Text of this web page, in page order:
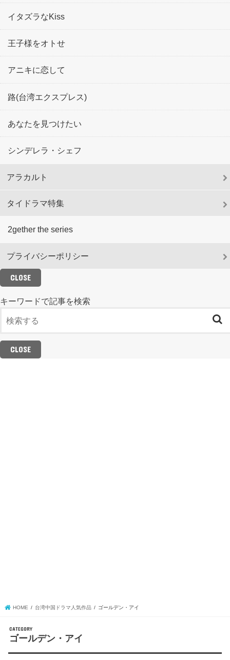
イタズラなKiss
王子様をオトせ
アニキに恋して
路(台湾エクスプレス)
あなたを見つけたい
シンデレラ・シェフ
アラカルト
タイドラマ特集
2gether the series
プライバシーポリシー
CLOSE
キーワードで記事を検索
CLOSE
HOME 台湾中国ドラマ人気作品 ゴールデン・アイ
ゴールデン・アイ